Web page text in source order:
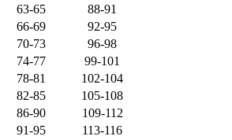
63-65
88-91
66-69
92-95
70-73
96-98
74-77
99-101
78-81
102-104
82-85
105-108
86-90
109-112
91-95
113-116